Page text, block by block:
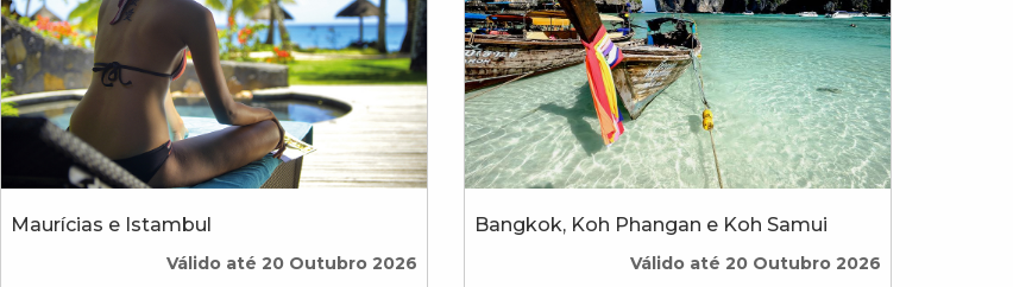
Maurícias e Istambul
Válido até 20 Outubro 2026
Bangkok, Koh Phangan e Koh Samui
Válido até 20 Outubro 2026